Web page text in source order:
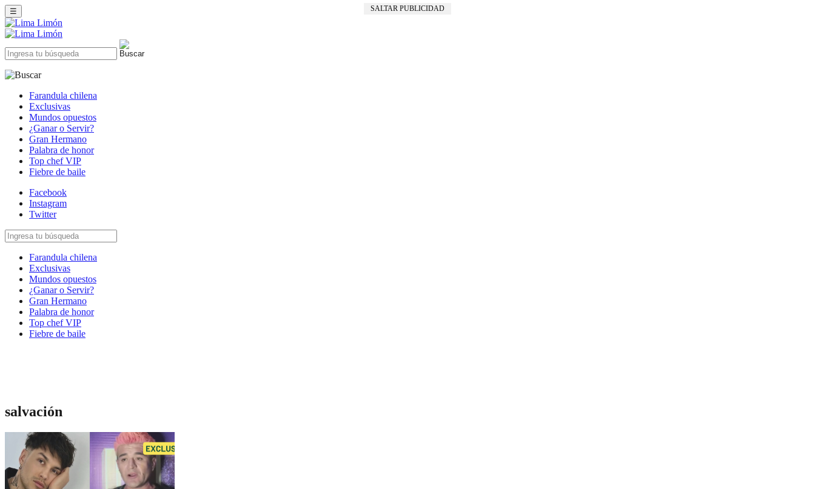
SALTAR PUBLICIDAD
☰
Farandula chilena
Exclusivas
Mundos opuestos
¿Ganar o Servir?
Gran Hermano
Palabra de honor
Top chef VIP
Fiebre de baile
Facebook
Instagram
Twitter
Farandula chilena
Exclusivas
Mundos opuestos
¿Ganar o Servir?
Gran Hermano
Palabra de honor
Top chef VIP
Fiebre de baile
salvación